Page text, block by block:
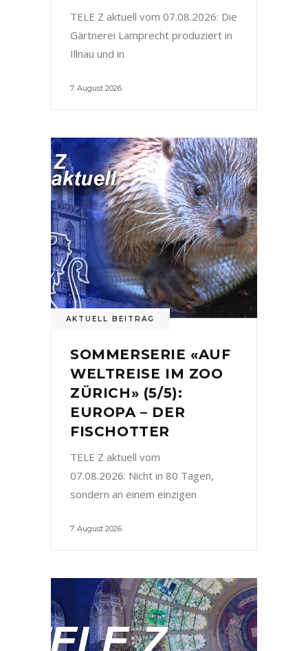
TELE Z aktuell vom 07.08.2026: Die
Gärtnerei Lamprecht produziert in
Illnau und in
7. August 2026
AKTUELL BEITRAG
SOMMERSERIE «AUF
WELTREISE IM ZOO
ZÜRICH» (5/5):
EUROPA – DER
FISCHOTTER
TELE Z aktuell vom
07.08.2026: Nicht in 80 Tagen,
sondern an einem einzigen
7. August 2026